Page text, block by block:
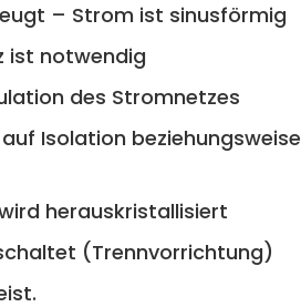
– Strom ist sinusförmig
ist notwendig
des Stromnetzes
Isolation beziehungsweise
herauskristallisiert
(Trennvorrichtung)